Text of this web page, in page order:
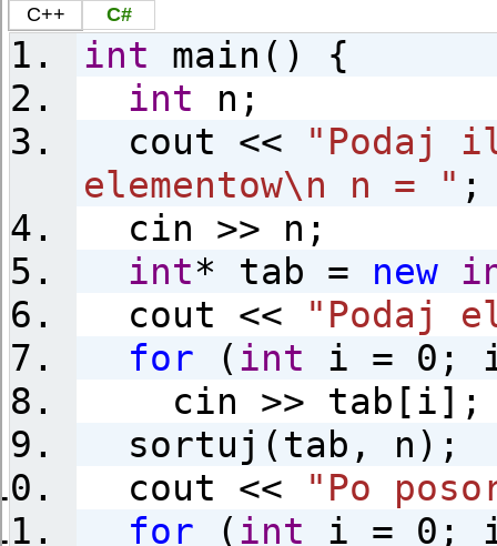
C++ C#
int main() {
int n;
cout <<
"Podaj
elementow\n n = " ;
cin >> n;
int* tab = new
cout <<
"Podaj
for ( int i = 0;
cin >> tab[i];
sortuj(tab, n);
cout <<
"Po
for ( int i = 0;